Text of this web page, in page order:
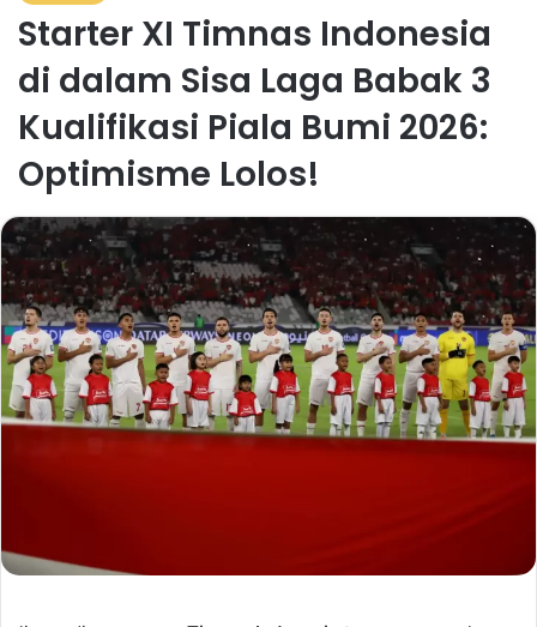
Starter XI Timnas Indonesia
di dalam Sisa Laga Babak 3
Kualifikasi Piala Bumi 2026:
Optimisme Lolos!